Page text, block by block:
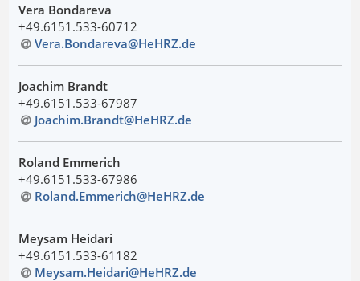
Vera Bondareva
+49.6151.533-60712
Vera.Bondareva@HeHRZ.de
Joachim Brandt
+49.6151.533-67987
Joachim.Brandt@HeHRZ.de
Roland Emmerich
+49.6151.533-67986
Roland.Emmerich@HeHRZ.de
Meysam Heidari
+49.6151.533-61182
Meysam.Heidari@HeHRZ.de